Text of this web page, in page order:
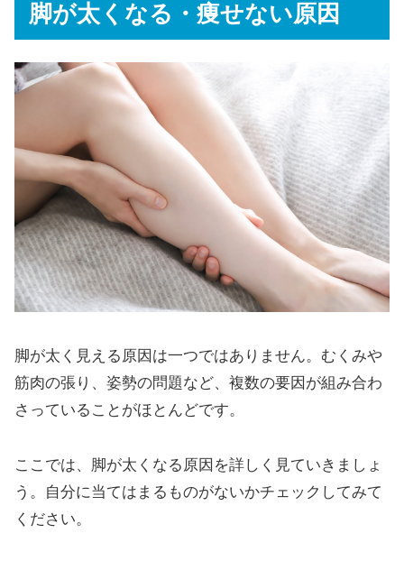
脚が太くなる・痩せない原因
脚が太く見える原因は一つではありません。むくみや
筋肉の張り、姿勢の問題など、複数の要因が組み合わ
さっていることがほとんどです。
ここでは、脚が太くなる原因を詳しく見ていきましょ
う。自分に当てはまるものがないかチェックしてみて
ください。